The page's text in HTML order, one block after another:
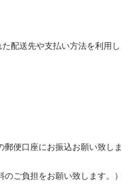
配送先や支払い方法を利用し
便口座にお振込お願い致しま
のご負担をお願い致します。）